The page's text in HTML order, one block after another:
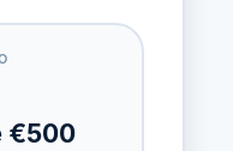
€500